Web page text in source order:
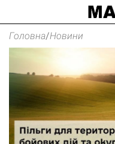
Головна/Новини